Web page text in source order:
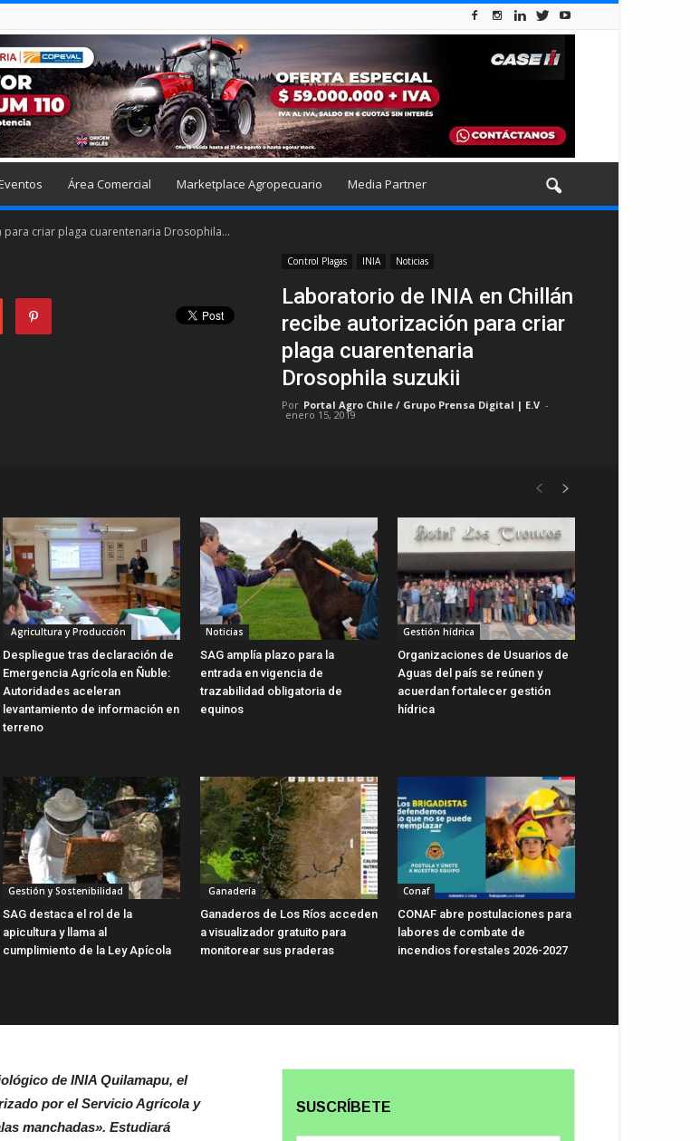
Área Comercial Marketplace Agropecuario Media Partner
criar plaga cuarentenaria Drosophila...
Control Plagas INIA Noticias
Laboratorio de INIA en Chillán
recibe autorización para criar
plaga cuarentenaria
Drosophila suzukii
Por Portal Agro Chile / Grupo Prensa Digital | E.V -
enero 15, 2019
Agricultura y Producción
Despliegue tras declaración de
Emergencia Agrícola en Ñuble:
Autoridades aceleran
levantamiento de información en
terreno
Noticias
SAG amplía plazo para la
entrada en vigencia de
trazabilidad obligatoria de
equinos
Gestión hídrica
Organizaciones de Usuarios de
Aguas del país se reúnen y
acuerdan fortalecer gestión
hídrica
Gestión y Sostenibilidad
SAG destaca el rol de la
apicultura y llama al
cumplimiento de la Ley Apícola
Ganadería
Ganaderos de Los Ríos acceden
a visualizador gratuito para
monitorear sus praderas
Conaf
CONAF abre postulaciones para
labores de combate de
incendios forestales 2026-2027
de INIA Quilamapu, el
por el Servicio Agrícola y
manchadas». Estudiará
SUSCRÍBETE